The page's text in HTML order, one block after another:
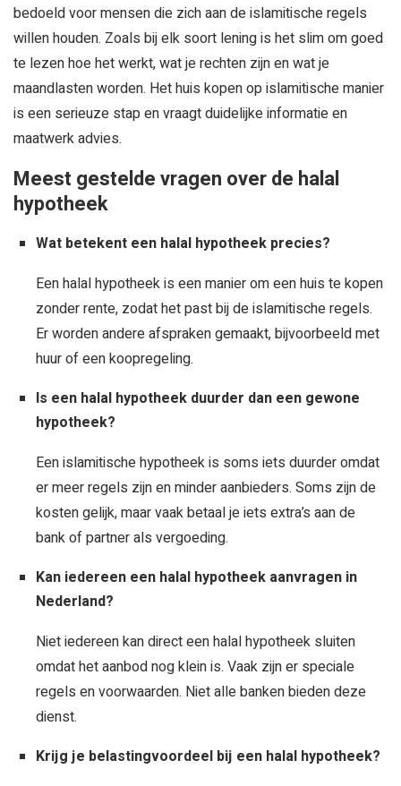
bedoeld voor mensen die zich aan de islamitische regels
willen houden. Zoals bij elk soort lening is het slim om goed
te lezen hoe het werkt, wat je rechten zijn en wat je
maandlasten worden. Het huis kopen op islamitische manier
is een serieuze stap en vraagt duidelijke informatie en
maatwerk advies.
Meest gestelde vragen over de halal
hypotheek
Wat betekent een halal hypotheek precies?
Een halal hypotheek is een manier om een huis te kopen
zonder rente, zodat het past bij de islamitische regels.
Er worden andere afspraken gemaakt, bijvoorbeeld met
huur of een koopregeling.
Is een halal hypotheek duurder dan een gewone
hypotheek?
Een islamitische hypotheek is soms iets duurder omdat
er meer regels zijn en minder aanbieders. Soms zijn de
kosten gelijk, maar vaak betaal je iets extra’s aan de
bank of partner als vergoeding.
Kan iedereen een halal hypotheek aanvragen in
Nederland?
Niet iedereen kan direct een halal hypotheek sluiten
omdat het aanbod nog klein is. Vaak zijn er speciale
regels en voorwaarden. Niet alle banken bieden deze
dienst.
Krijg je belastingvoordeel bij een halal hypotheek?